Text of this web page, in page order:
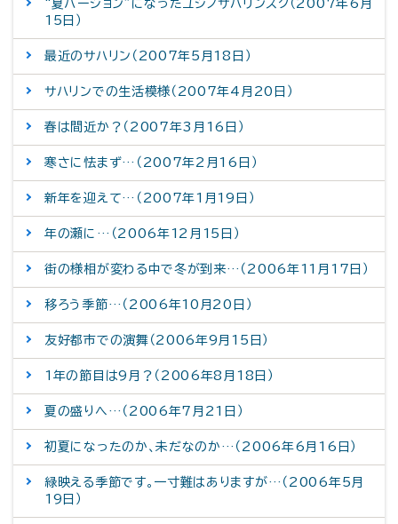
“夏バージョン”になったユジノサハリンスク（2007年6月
15日）
最近のサハリン（2007年5月18日）
サハリンでの生活模様（2007年4月20日）
春は間近か？（2007年3月16日）
寒さに怯まず…（2007年2月16日）
新年を迎えて…（2007年1月19日）
年の瀬に…（2006年12月15日）
街の様相が変わる中で冬が到来…（2006年11月17日）
移ろう季節…（2006年10月20日）
友好都市での演舞（2006年9月15日）
1年の節目は9月？（2006年8月18日）
夏の盛りへ…（2006年7月21日）
初夏になったのか、未だなのか…（2006年6月16日）
緑映える季節です。一寸難はありますが…（2006年5月
19日）